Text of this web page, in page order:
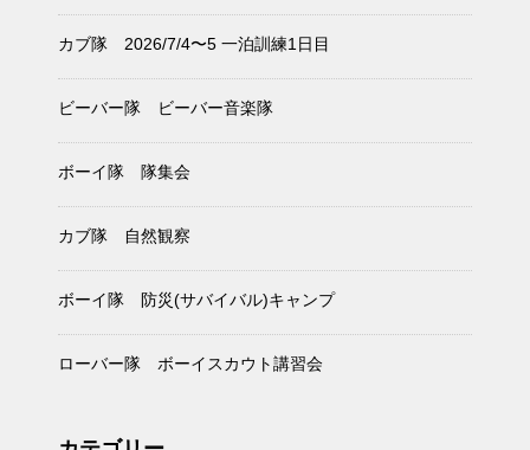
カブ隊 2026/7/4〜5 一泊訓練1日目
ビーバー隊 ビーバー音楽隊
ボーイ隊 隊集会
カブ隊 自然観察
ボーイ隊 防災(サバイバル)キャンプ
ローバー隊 ボーイスカウト講習会